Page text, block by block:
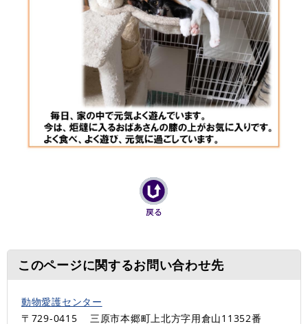
このページに関するお問い合わせ先
動物愛護センター
〒729-0415
三原市本郷町上北方字用倉山11352番